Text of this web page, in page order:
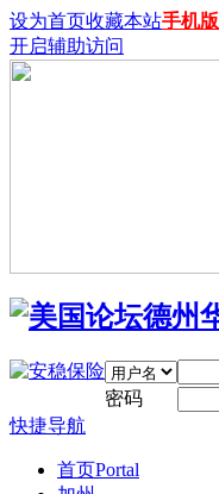
设为首页收藏本站手机版
开启辅助访问
密码
快捷导航
首页Portal